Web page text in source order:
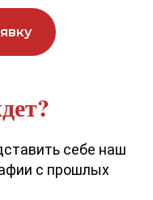
себе наш
с прошлых